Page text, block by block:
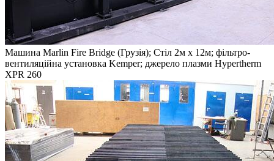
Машина Marlin Fire Bridge (Грузія); Стіл 2м x 12м; фільтро-
вентиляційна установка Kemper; джерело плазми Hypertherm
XPR 260